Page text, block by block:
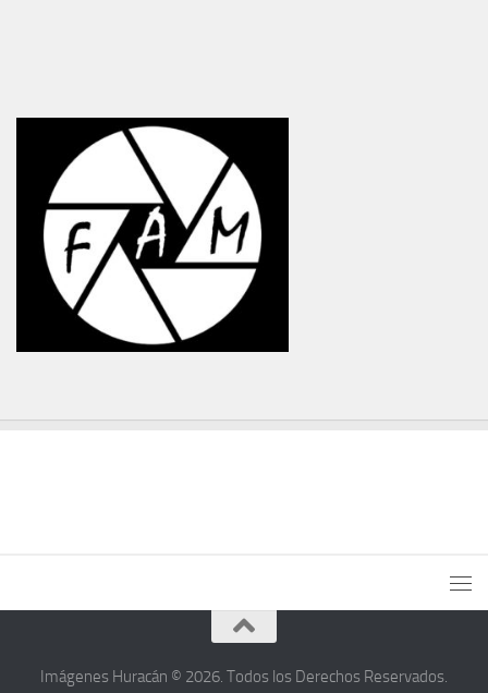
Imágenes Huracán © 2026. Todos los Derechos Reservados.